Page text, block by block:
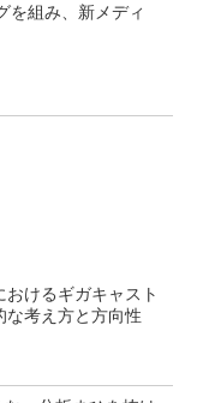
を組み、新メディ
おけるギガキャスト
な考え方と方向性